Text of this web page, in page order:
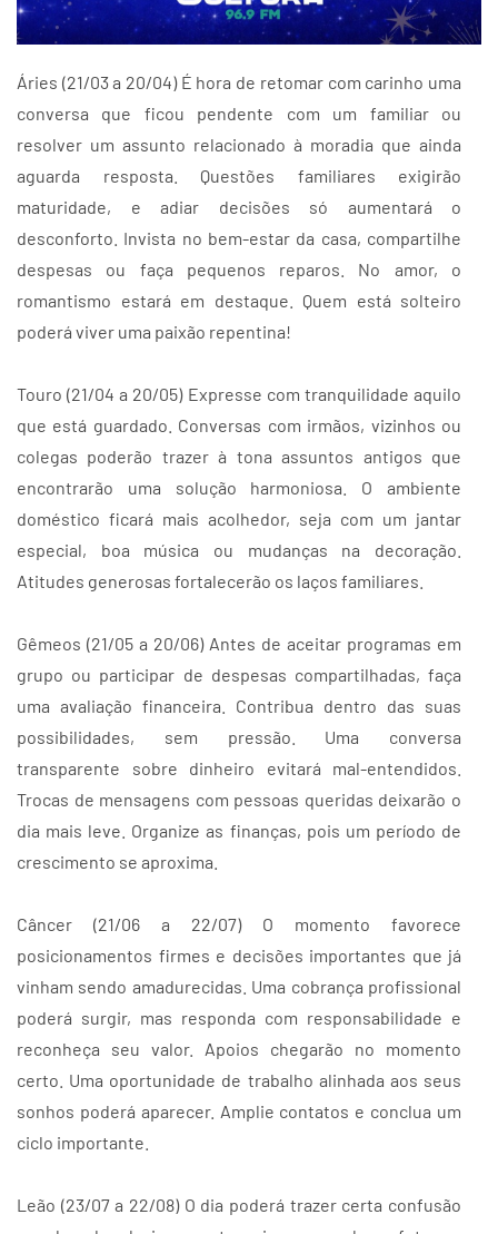
Áries (21/03 a 20/04) É hora de retomar com carinho uma
conversa que ficou pendente com um familiar ou
resolver um assunto relacionado à moradia que ainda
aguarda resposta. Questões familiares exigirão
maturidade, e adiar decisões só aumentará o
desconforto. Invista no bem-estar da casa, compartilhe
despesas ou faça pequenos reparos. No amor, o
romantismo estará em destaque. Quem está solteiro
poderá viver uma paixão repentina!
Touro (21/04 a 20/05) Expresse com tranquilidade aquilo
que está guardado. Conversas com irmãos, vizinhos ou
colegas poderão trazer à tona assuntos antigos que
encontrarão uma solução harmoniosa. O ambiente
doméstico ficará mais acolhedor, seja com um jantar
especial, boa música ou mudanças na decoração.
Atitudes generosas fortalecerão os laços familiares.
Gêmeos (21/05 a 20/06) Antes de aceitar programas em
grupo ou participar de despesas compartilhadas, faça
uma avaliação financeira. Contribua dentro das suas
possibilidades, sem pressão. Uma conversa
transparente sobre dinheiro evitará mal-entendidos.
Trocas de mensagens com pessoas queridas deixarão o
dia mais leve. Organize as finanças, pois um período de
crescimento se aproxima.
Câncer (21/06 a 22/07) O momento favorece
posicionamentos firmes e decisões importantes que já
vinham sendo amadurecidas. Uma cobrança profissional
poderá surgir, mas responda com responsabilidade e
reconheça seu valor. Apoios chegarão no momento
certo. Uma oportunidade de trabalho alinhada aos seus
sonhos poderá aparecer. Amplie contatos e conclua um
ciclo importante.
Leão (23/07 a 22/08) O dia poderá trazer certa confusão